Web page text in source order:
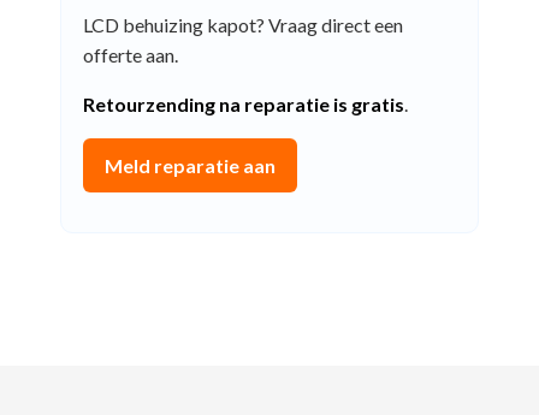
LCD behuizing kapot? Vraag direct een
offerte aan.
Retourzending na reparatie is gratis.
Meld reparatie aan